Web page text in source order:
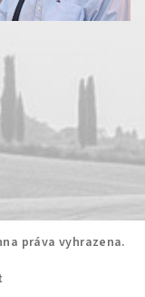
práva vyhrazena.